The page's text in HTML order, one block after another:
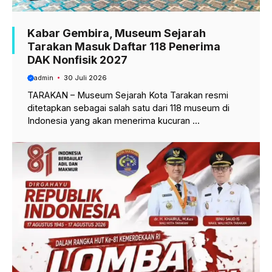
Kabar Gembira, Museum Sejarah
Tarakan Masuk Daftar 118 Penerima
DAK Nonfisik 2027
admin 30 Juli 2026
TARAKAN – Museum Sejarah Kota Tarakan resmi
ditetapkan sebagai salah satu dari 118 museum di
Indonesia yang akan menerima kucuran ...